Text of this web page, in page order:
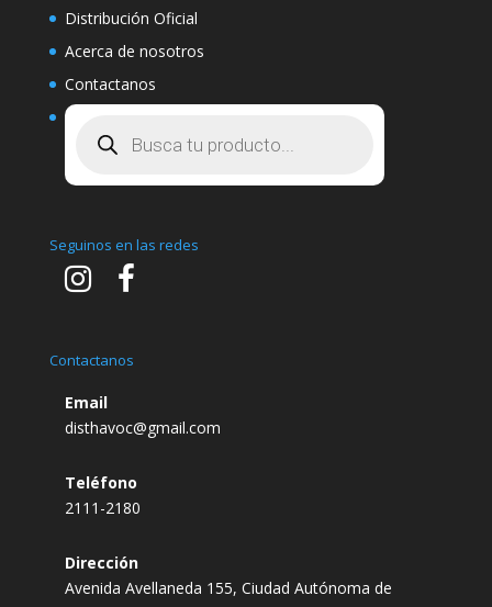
Distribución Oficial
Acerca de nosotros
Contactanos
Seguinos en las redes
Contactanos
Email
disthavoc@gmail.com
Teléfono
2111-2180
Dirección
Avenida Avellaneda 155, Ciudad Autónoma de